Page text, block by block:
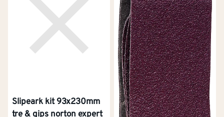
Slipeark kit 93x230mm
tre & gips norton expert